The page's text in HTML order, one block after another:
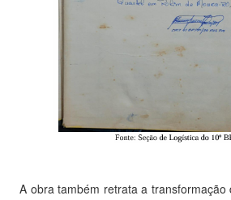
A obra também retrata a transformação